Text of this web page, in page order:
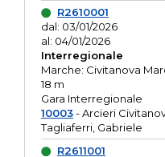
R2610001
dal: 03/01/2026
al: 04/01/2026
Interregionale
Marche: Civitanova
18 m
Gara Interregionale
10003- Arcieri
Tagliaferri, Gabriele
R2611001